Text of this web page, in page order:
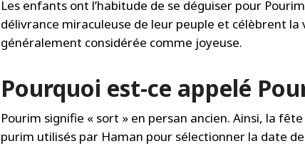
Les enfants ont l’habitude de se déguiser pour
délivrance miraculeuse de leur peuple et célèbrent
généralement considérée comme joyeuse.
Pourquoi est-ce appelé
Pourim signifie « sort » en persan ancien. Ainsi, la
purim utilisés par Haman pour sélectionner la date